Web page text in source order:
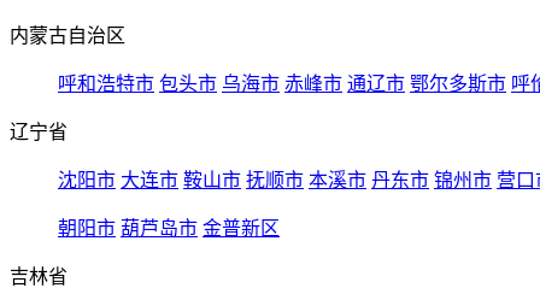
内蒙古自治区
呼和浩特市 包头市 乌海市 赤峰市 通辽市 鄂尔多斯市 呼
辽宁省
沈阳市 大连市 鞍山市 抚顺市 本溪市 丹东市 锦州市 营口
朝阳市 葫芦岛市 金普新区
吉林省